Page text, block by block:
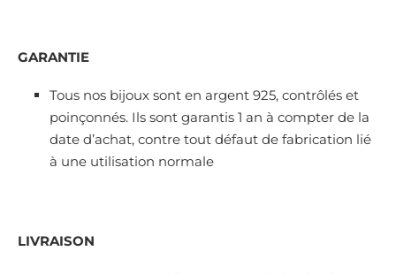
GARANTIE
Tous nos bijoux sont en argent 925, contrôlés et
poinçonnés. Ils sont garantis 1 an à compter de la
date d’achat, contre tout défaut de fabrication lié
à une utilisation normale
LIVRAISON